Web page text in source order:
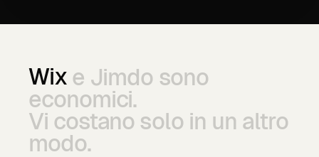
Wix e Jimdo sono
economici.
Vi costano solo in un altro
modo.